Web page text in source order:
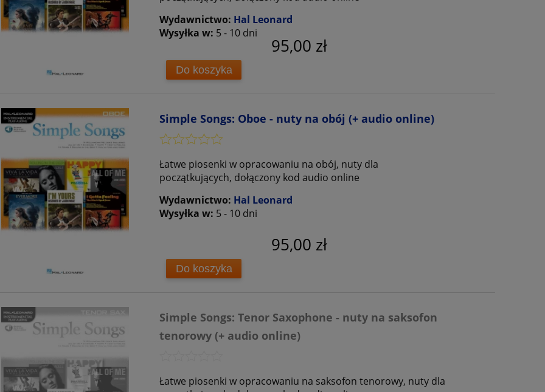
Wydawnictwo: Hal Leonard
Wysyłka w: 5 - 10 dni
95,00 zł
Do koszyka
Simple Songs: Oboe - nuty na obój (+ audio online)
Łatwe piosenki w opracowaniu na obój, nuty dla
początkujących, dołączony kod audio online
Wydawnictwo: Hal Leonard
Wysyłka w: 5 - 10 dni
95,00 zł
Do koszyka
Simple Songs: Tenor Saxophone - nuty na saksofon
tenorowy (+ audio online)
Łatwe piosenki w opracowaniu na saksofon tenorowy, nuty dla